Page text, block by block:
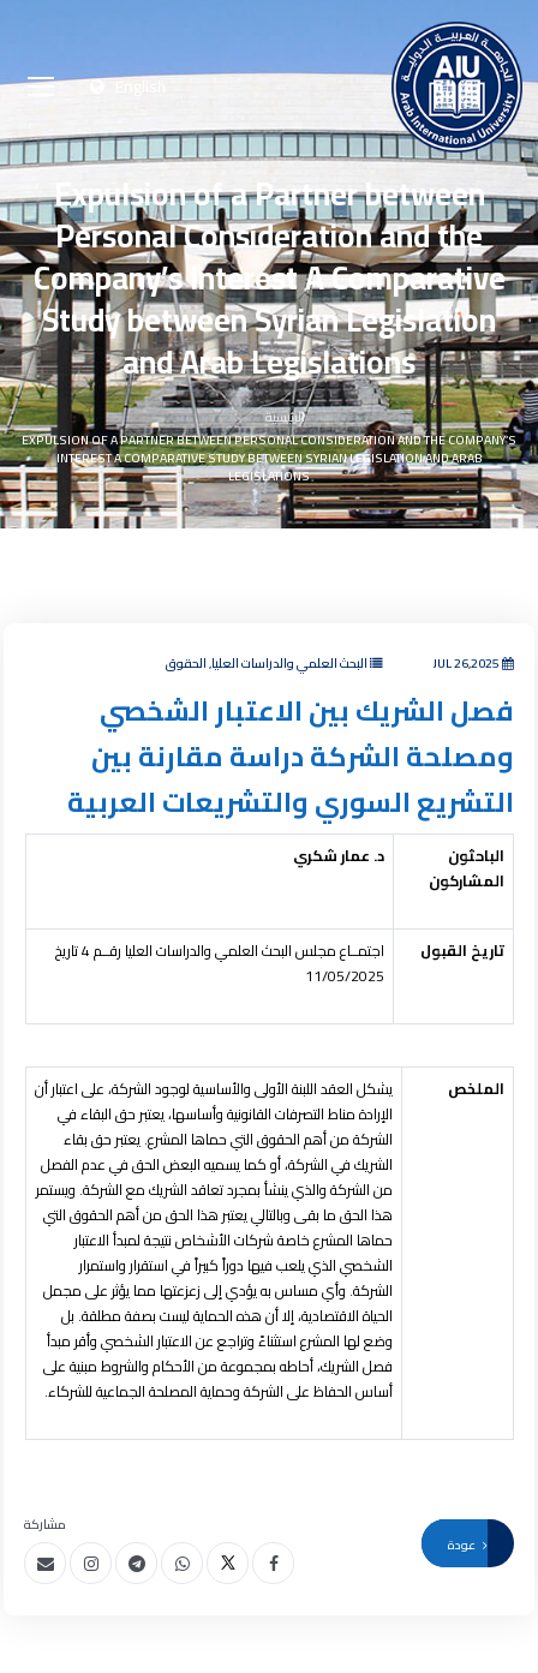
English
Expulsion of a Partner between
Personal Consideration and the
Company’s Interest A Comparative
Study between Syrian Legislation
and Arab Legislations
الرئيسية
EXPULSION OF A PARTNER BETWEEN PERSONAL CONSIDERATION AND THE COMPANY’S
INTEREST A COMPARATIVE STUDY BETWEEN SYRIAN LEGISLATION AND ARAB
LEGISLATIONS
البحث العلمي والدراسات العليا, الحقوق
فصل الشريك بين الاعتبار الشخصي
ومصلحة الشركة دراسة مقارنة بين
التشريع السوري والتشريعات العربية
الباحثون
المشاركون
د. عمار شكري
تاريخ القبول
اجتمــاع مجلس البحث العلمي والدراسات العليا رقــم 4 تاريخ
11/05/2025
الملخص
يشكل العقد اللبنة الأولى والأساسية لوجود الشركة، على اعتبار أن
الإرادة مناط التصرفات القانونية وأساسها، يعتبر حق البقاء في
الشركة من أهم الحقوق التي حماها المشرع. يعتبر حق بقاء
الشريك في الشركة، أو كما يسميه البعض الحق في عدم الفصل
من الشركة والذي ينشأ بمجرد تعاقد الشريك مع الشركة. ويستمر
هذا الحق ما بقى وبالتالي يعتبر هذا الحق من أهم الحقوق التي
حماها المشرع خاصة شركات الأشخاص نتيجة لمبدأ الاعتبار
الشخصي الذي يلعب فيها دوراً كبيراً في استقرار واستمرار
الشركة. وأي مساس به يؤدي إلى زعزعتها مما يؤثر على مجمل
الحياة الاقتصادية، إلا أن هذه الحماية ليست بصفة مطلقة. بل
وضع لها المشرع استثناءً وتراجع عن الاعتبار الشخصي وأقر مبدأ
فصل الشريك، أحاطه بمجموعة من الأحكام والشروط مبنية على
أساس الحفاظ على الشركة وحماية المصلحة الجماعية للشركاء.
مشاركة